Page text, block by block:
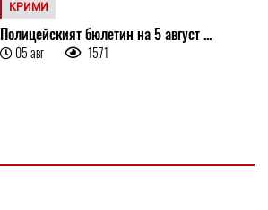
КРИМИ
Полицейският бюлетин на 5 август ...
05 авг 1571